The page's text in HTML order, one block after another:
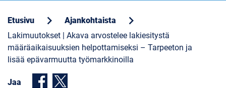
Etusivu chevron_right Ajankohtaista chevron_right
Lakimuutokset | Akava arvostelee lakiesitystä
määräaikaisuuksien helpottamiseksi – Tarpeeton ja
lisää epävarmuutta työmarkkinoilla
Jaa